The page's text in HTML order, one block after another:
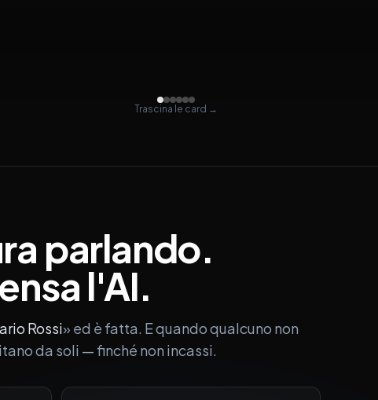
Trascina le card →
parlando.
l'AI.
Rossi» ed è fatta. E quando qualcuno non
da soli — finché non incassi.